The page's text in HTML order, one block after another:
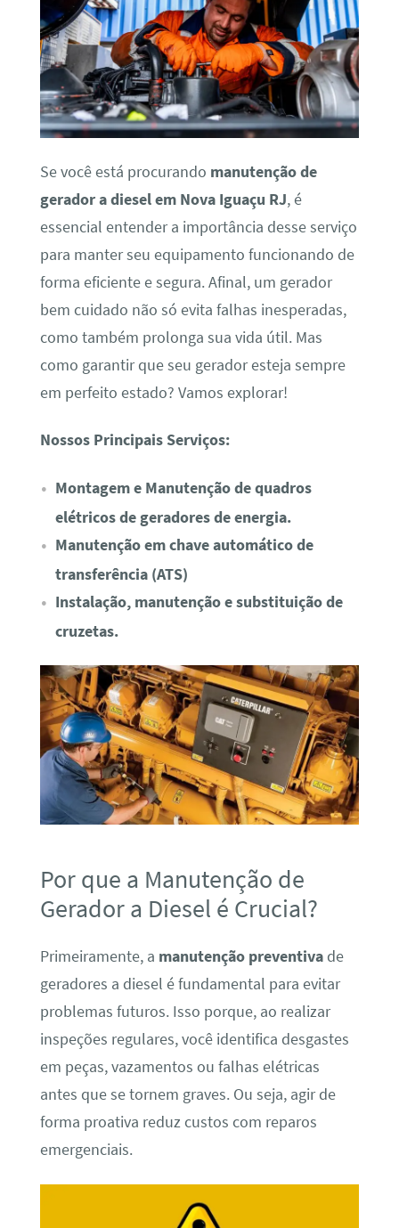
Se você está procurando manutenção de
gerador a diesel em Nova Iguaçu RJ, é
essencial entender a importância desse serviço
para manter seu equipamento funcionando de
forma eficiente e segura. Afinal, um gerador
bem cuidado não só evita falhas inesperadas,
como também prolonga sua vida útil. Mas
como garantir que seu gerador esteja sempre
em perfeito estado? Vamos explorar!
Nossos Principais Serviços:
Montagem e Manutenção de quadros
elétricos de geradores de energia.
Manutenção em chave automático de
transferência (ATS)
Instalação, manutenção e substituição de
cruzetas.
Por que a Manutenção de
Gerador a Diesel é Crucial?
Primeiramente, a manutenção preventivade
geradores a diesel é fundamental para evitar
problemas futuros. Isso porque, ao realizar
inspeções regulares, você identifica desgastes
em peças, vazamentos ou falhas elétricas
antes que se tornem graves. Ou seja, agir de
forma proativa reduz custos com reparos
emergenciais.